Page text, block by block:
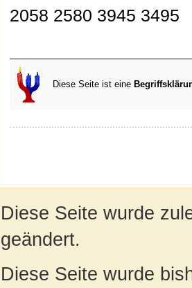
2058 2580 3945 3495
Diese Seite ist eine
Diese Seite wurde
geändert.
Diese Seite wurde